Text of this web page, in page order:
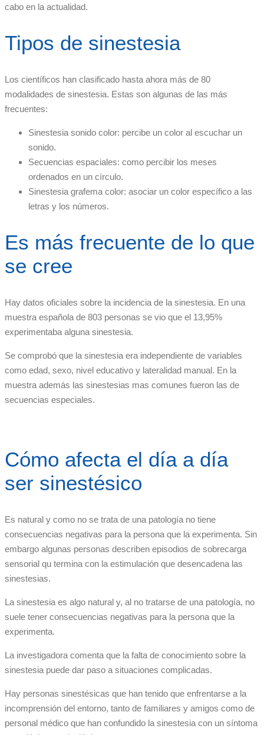
cabo en la actualidad.
Tipos de sinestesia
Los científicos han clasificado hasta ahora más de 80
modalidades de sinestesia. Estas son algunas de las más
frecuentes:
Sinestesia sonido color: percibe un color al escuchar un
sonido.
Secuencias espaciales: como percibir los meses
ordenados en un círculo.
Sinestesia grafema color: asociar un color específico a las
letras y los números.
Es más frecuente de lo que
se cree
Hay datos oficiales sobre la incidencia de la sinestesia. En una
muestra española de 803 personas se vio que el 13,95%
experimentaba alguna sinestesia.
Se comprobó que la sinestesia era independiente de variables
como edad, sexo, nivel educativo y lateralidad manual. En la
muestra además las sinestesias mas comunes fueron las de
secuencias especiales.
Cómo afecta el día a día
ser sinestésico
Es natural y como no se trata de una patología no tiene
consecuencias negativas para la persona que la experimenta. Sin
embargo algunas personas describen episodios de sobrecarga
sensorial qu termina con la estimulación que desencadena las
sinestesias.
La sinestesia es algo natural y, al no tratarse de una patología, no
suele tener consecuencias negativas para la persona que la
experimenta.
La investigadora comenta que la falta de conocimiento sobre la
sinestesia puede dar paso a situaciones complicadas.
Hay personas sinestésicas que han tenido que enfrentarse a la
incomprensión del entorno, tanto de familiares y amigos como de
personal médico que han confundido la sinestesia con un síntoma